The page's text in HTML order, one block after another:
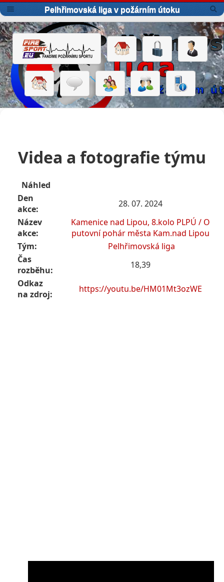
Pelhřimovská liga v požárním útoku
Videa a fotografie týmu
Náhled
Den
akce:
28. 07. 2024
Název
akce:
Kamenice nad Lipou, 8.kolo PLPÚ / O
putovní pohár města Kam.nad Lipou
Tým:
Pelhřimovská liga
Čas
rozběhu:
18,39
Odkaz
na zdroj:
https://youtu.be/HM01Mt3ozWE